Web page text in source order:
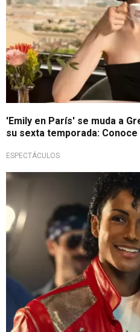
'Emily en París' se muda a
su sexta temporada:
ESPECTÁCULOS